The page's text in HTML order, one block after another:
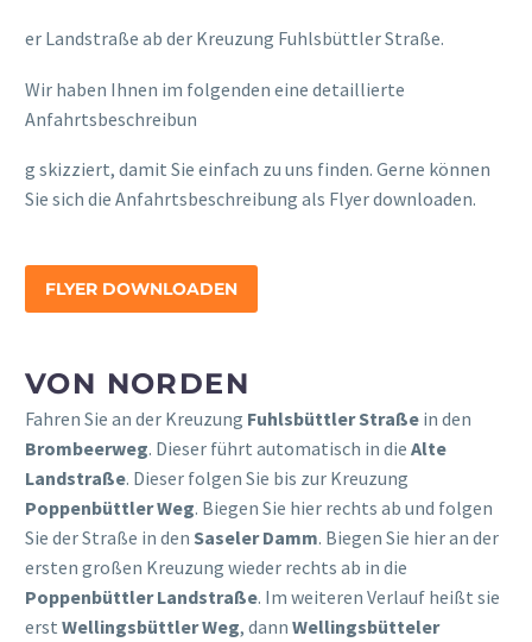
osteopathe-nyon-cabinet-monney
er Landstraße ab der Kreuzung Fuhlsbüttler Straße.
Wir haben Ihnen im folgenden eine detaillierte
Anfahrtsbeschreibun
relaisvih12
g skizziert, damit Sie einfach zu uns finden. Gerne können
Sie sich die Anfahrtsbeschreibung als Flyer downloaden.
FLYER DOWNLOADEN
VON NORDEN
Fahren Sie an der Kreuzung Fuhlsbüttler Straße in den
Brombeerweg. Dieser führt automatisch in die Alte
Landstraße. Dieser folgen Sie bis zur Kreuzung
Poppenbüttler Weg. Biegen Sie hier rechts ab und folgen
Sie der Straße in den Saseler Damm. Biegen Sie hier an der
ersten großen Kreuzung wieder rechts ab in die
Poppenbüttler Landstraße. Im weiteren Verlauf heißt sie
erst Wellingsbüttler Weg, dann Wellingsbütteler